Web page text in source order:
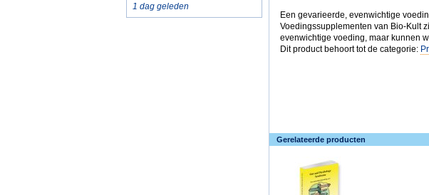
1 dag geleden
Een gevarieerde, evenwichtige
Voedingssupplementen van Bio-Kult
evenwichtige voeding, maar kunnen
Dit product behoort tot de categorie:
Gerelateerde producten